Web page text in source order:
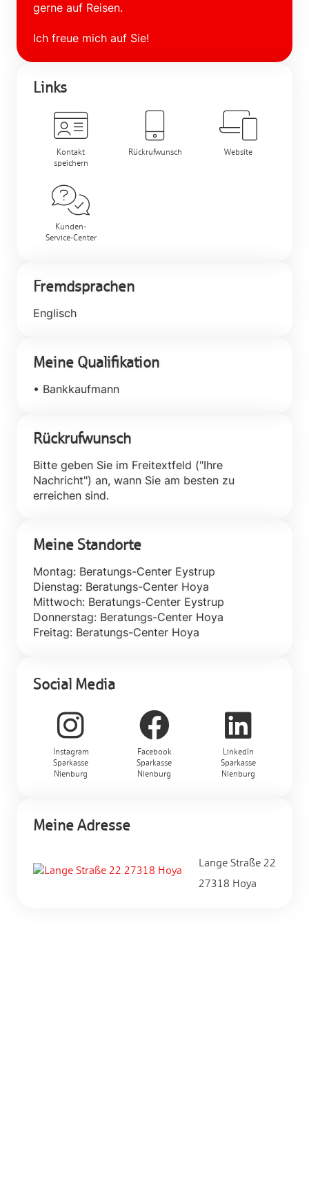
gerne auf Reisen.
Ich freue mich auf Sie!
Links
Kontakt
speichern
Rückrufwunsch Website
Kunden-
Service-Center
Fremdsprachen
Englisch
Meine Qualifikation
• Bankkaufmann
Rückrufwunsch
Bitte geben Sie im Freitextfeld ("Ihre
Nachricht") an, wann Sie am besten zu
erreichen sind.
Meine Standorte
Montag: Beratungs-Center Eystrup
Dienstag: Beratungs-Center Hoya
Mittwoch: Beratungs-Center Eystrup
Donnerstag: Beratungs-Center Hoya
Freitag: Beratungs-Center Hoya
Social Media
Instagram
Sparkasse
Nienburg
Facebook
Sparkasse
Nienburg
LinkedIn
Sparkasse
Nienburg
Meine Adresse
Lange Straße 22
27318 Hoya